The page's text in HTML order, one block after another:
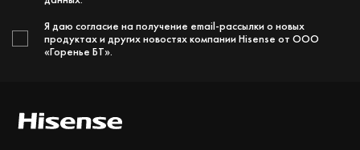
Я даю согласие на получение email-рассылки о новых
продуктах и других новостях компании Hisense от ООО
«Горенье БТ».